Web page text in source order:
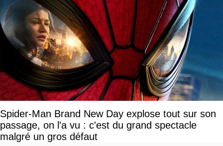
Spider-Man Brand New Day explose tout sur son
passage, on l'a vu : c'est du grand spectacle
malgré un gros défaut